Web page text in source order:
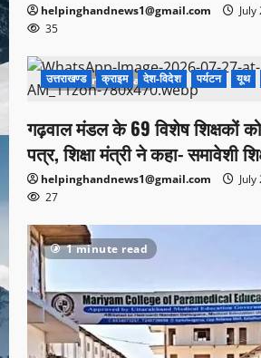
helpinghandnews1@gmail.com
35
1 minute read
उत्तराखण्ड क्राइम देश-विदेश पर्यटन यूथ
गढ़वाल मंडल के 69 विशेष शिक्षकों
पत्र, शिक्षा मंत्री ने कहा- समावेशी
helpinghandnews1@gmail.com
27
1 minute read